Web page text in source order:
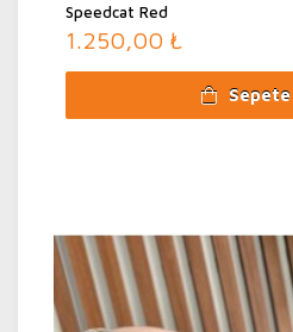
Speedcat Red
1.250,00 ₺